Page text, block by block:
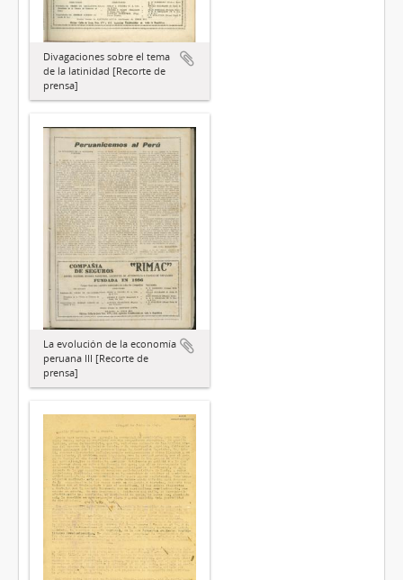
Divagaciones sobre el tema
de la latinidad [Recorte de
prensa]
La evolución de la economía
peruana III [Recorte de
prensa]